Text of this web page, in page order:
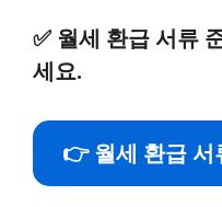
✅ 월세 환급 서류
세요.
👉 월세 환급 서